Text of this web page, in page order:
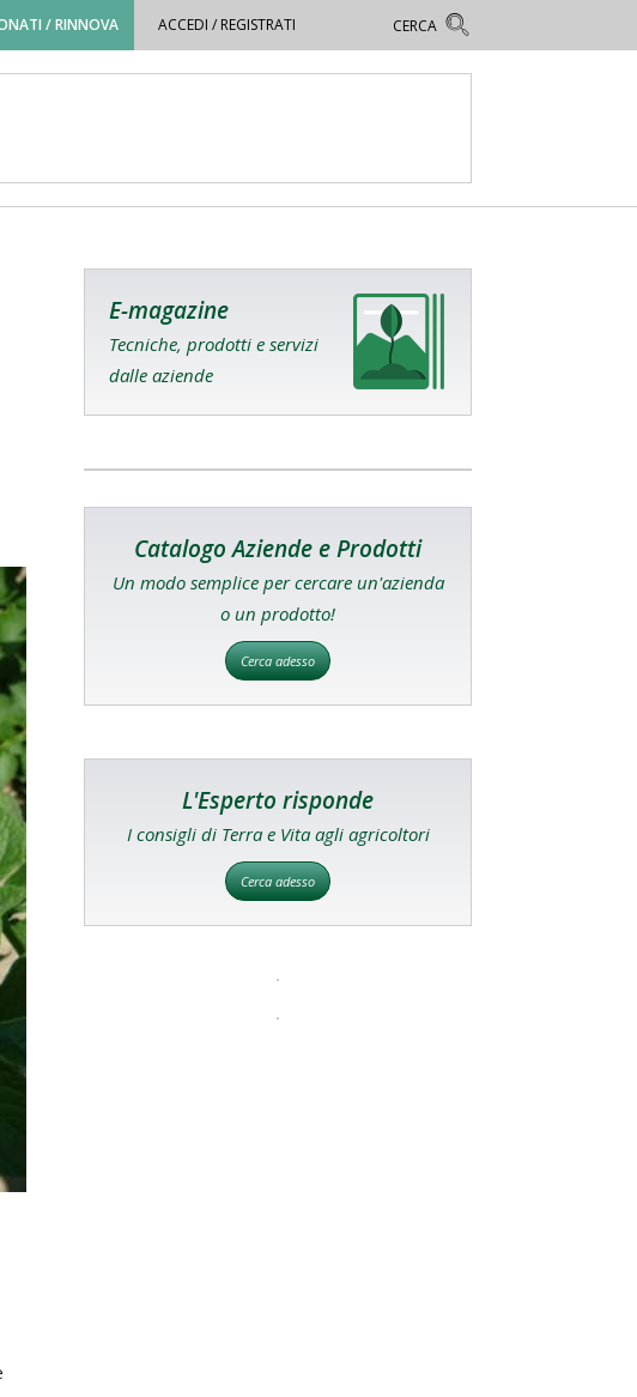
/ RINNOVA ACCEDI / REGISTRATI
E-magazine
Tecniche, prodotti e servizi
dalle aziende
Catalogo Aziende e Prodotti
Un modo semplice per cercare un'azienda
o un prodotto!
Cerca adesso
L'Esperto risponde
I consigli di Terra e Vita agli agricoltori
Cerca adesso